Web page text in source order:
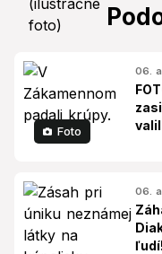
Foto
06.
06.
ľudí!